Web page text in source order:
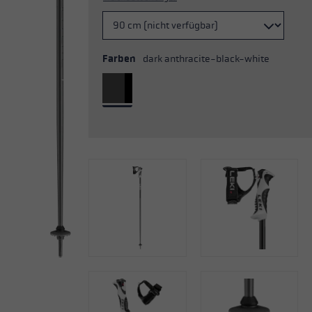
Farben dark anthracite-black-white